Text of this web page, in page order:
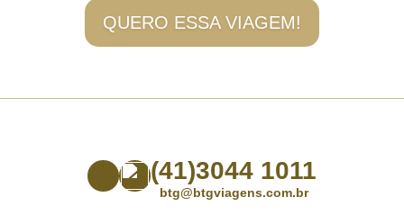
QUERO ESSA VIAGEM!
(41)3044 1011
btg@btgviagens.com.br